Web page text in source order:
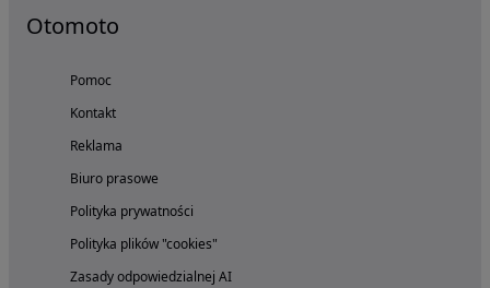
Otomoto
Pomoc
Kontakt
Reklama
Biuro prasowe
Polityka prywatności
Polityka plików "cookies"
Zasady odpowiedzialnej AI